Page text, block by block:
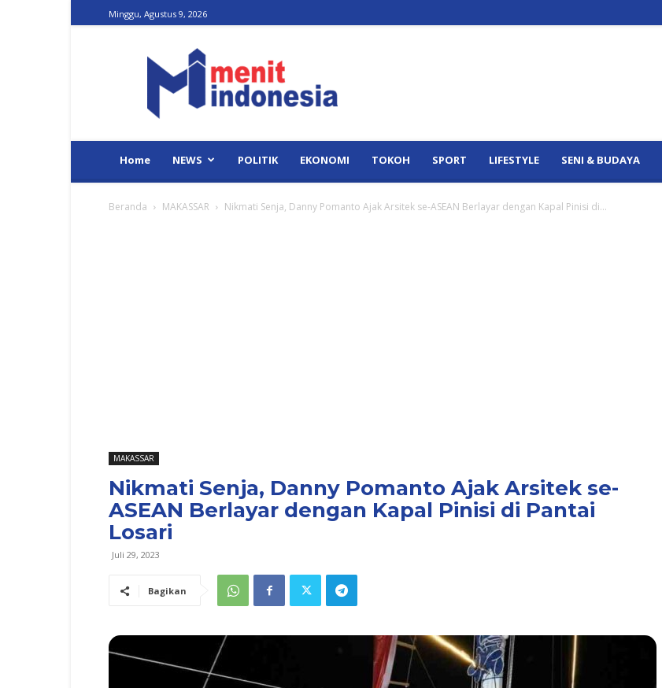
Minggu, Agustus 9, 2026
Indonesia
Home NEWS POLITIK EKONOMI TOKOH SPORT LIFESTYLE SENI & BUDAYA
Beranda MAKASSAR Nikmati Senja, Danny Pomanto Ajak Arsitek se-ASEAN Berlayar dengan Kapal Pinisi di...
MAKASSAR
Nikmati Senja, Danny Pomanto Ajak Arsitek se-
ASEAN Berlayar dengan Kapal Pinisi di Pantai
Losari
Juli 29, 2023
Bagikan